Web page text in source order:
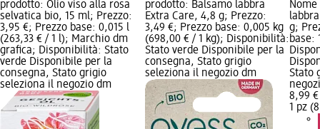
prodotto: Olio viso alla rosa
selvatica bio, 15 ml; Prezzo:
3,95 €; Prezzo base: 0,015 l
(263,33 € / 1 l); Marchio dm
grafica; Disponibilità: Stato
verde Disponibile per la
consegna, Stato grigio
seleziona il negozio dm
prodotto: Balsamo labbra
Extra Care, 4,8 g; Prezzo:
3,49 €; Prezzo base: 0,005 kg
(698,00 € / 1 kg); Disponibilità:
Stato verde Disponibile per la
consegna, Stato grigio
seleziona il negozio dm
g;
base:
Stato
8,99 €
1 pz